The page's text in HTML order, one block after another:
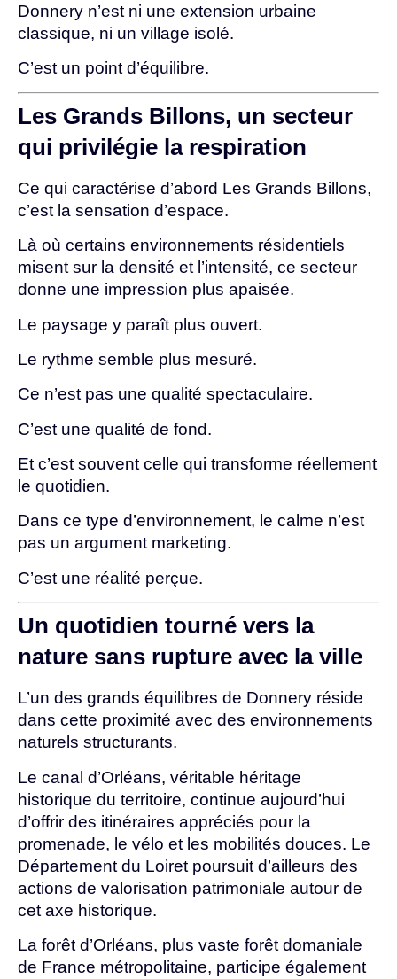
Donnery n’est ni une extension urbaine
classique, ni un village isolé.
C’est un point d’équilibre.
Les Grands Billons, un secteur
qui privilégie la respiration
Ce qui caractérise d’abord Les Grands Billons,
c’est la sensation d’espace.
Là où certains environnements résidentiels
misent sur la densité et l’intensité, ce secteur
donne une impression plus apaisée.
Le paysage y paraît plus ouvert.
Le rythme semble plus mesuré.
Ce n’est pas une qualité spectaculaire.
C’est une qualité de fond.
Et c’est souvent celle qui transforme réellement
le quotidien.
Dans ce type d’environnement, le calme n’est
pas un argument marketing.
C’est une réalité perçue.
Un quotidien tourné vers la
nature sans rupture avec la ville
L’un des grands équilibres de Donnery réside
dans cette proximité avec des environnements
naturels structurants.
Le canal d’Orléans, véritable héritage
historique du territoire, continue aujourd’hui
d’offrir des itinéraires appréciés pour la
promenade, le vélo et les mobilités douces. Le
Département du Loiret poursuit d’ailleurs des
actions de valorisation patrimoniale autour de
cet axe historique.
La forêt d’Orléans, plus vaste forêt domaniale
de France métropolitaine, participe également